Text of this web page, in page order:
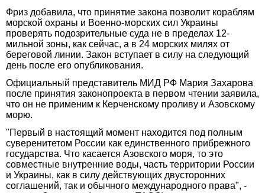
Фриз добавила, что принятие закона позволит кораблям
морской охраны и Военно-морских сил Украины
проверять подозрительные суда не в пределах 12-
мильной зоны, как сейчас, а в 24 морских милях от
береговой линии. Закон вступает в силу на следующий
день после его опубликования.
Официальный представитель МИД РФ Мария Захарова
после принятия законопроекта в первом чтении заявила,
что он не применим к Керченскому проливу и Азовскому
морю.
"Первый в настоящий момент находится под полным
суверенитетом России как единственного прибрежного
государства. Что касается Азовского моря, то это
совместные внутренние воды, часть территории России
и Украины, как в силу действующих двусторонних
соглашений, так и обычного международного права", -